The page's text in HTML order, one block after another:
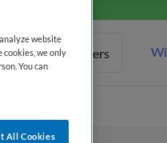
Meer filters
website
cookies, we only
You can
All Cookies